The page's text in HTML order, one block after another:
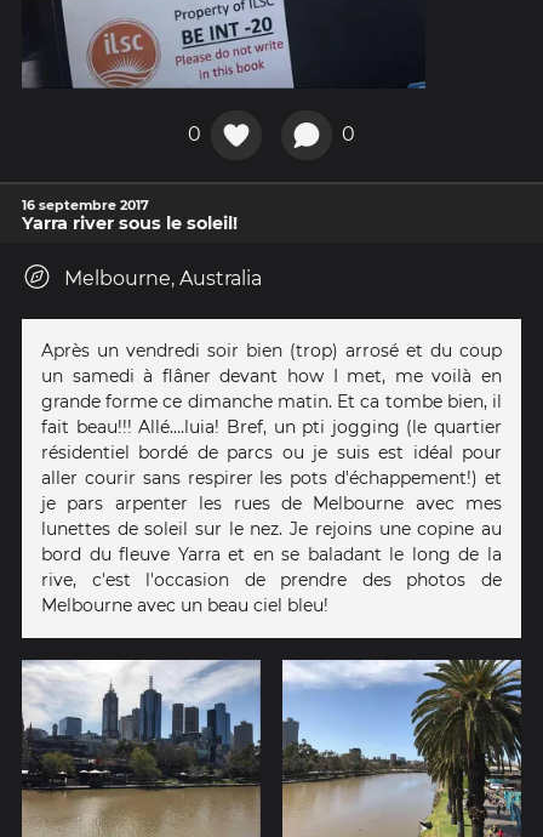
0 0
16 septembre 2017
Yarra river sous le soleil!
Melbourne, Australia
Après un vendredi soir bien (trop) arrosé et du coup
un samedi à flâner devant how I met, me voilà en
grande forme ce dimanche matin. Et ca tombe bien, il
fait beau!!! Allé....luia! Bref, un pti jogging (le quartier
résidentiel bordé de parcs ou je suis est idéal pour
aller courir sans respirer les pots d'échappement!) et
je pars arpenter les rues de Melbourne avec mes
lunettes de soleil sur le nez. Je rejoins une copine au
bord du fleuve Yarra et en se baladant le long de la
rive, c'est l'occasion de prendre des photos de
Melbourne avec un beau ciel bleu!